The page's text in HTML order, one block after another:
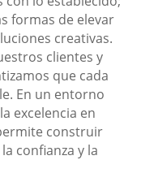
formas de elevar
creativas.
clientes y
que cada
En un entorno
excelencia en
construir
confianza y la